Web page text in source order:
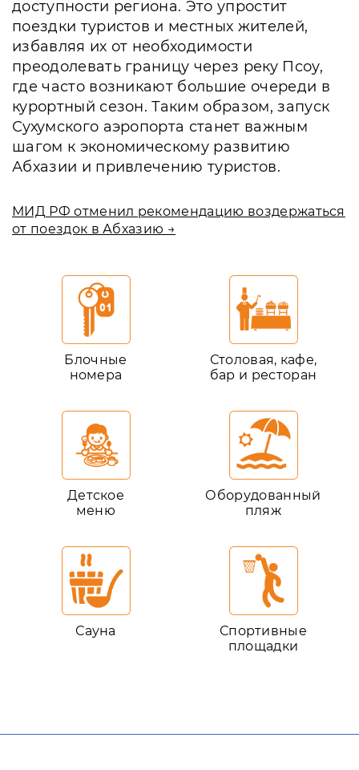
доступности региона. Это упростит
поездки туристов и местных жителей,
избавляя их от необходимости
преодолевать границу через реку Псоу,
где часто возникают большие очереди в
курортный сезон. Таким образом, запуск
Сухумского аэропорта станет важным
шагом к экономическому развитию
Абхазии и привлечению туристов.
МИД РФ отменил рекомендацию воздержаться
от поездок в Абхазию →
Блочные
номера
Столовая, кафе,
бар и ресторан
Детское
меню
Оборудованный
пляж
Сауна
Спортивные
площадки